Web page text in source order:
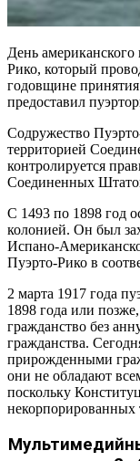
День
Рико, который
годовщине
предоставил
Содружество
территорией
контролируется
Соединенных
С 1493 по 1898 год
колонией. Он был
Испано-
Пуэрто-Рико в
2 марта 1917 года
1898 года или
гражданство без
гражданства.
прирожденными
они не обладают
поскольку
некорпорированных